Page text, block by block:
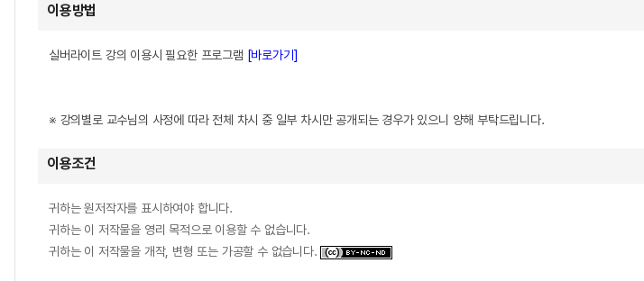
이용방법
실버라이트 강의 이용시 필요한 프로그램 [바로가기]
※ 강의별로 교수님의 사정에 따라 전체 차시 중 일부 차시만 공개되는 경우가 있으니 양해 부탁드립니다.
이용조건
귀하는 원저작자를 표시하여야 합니다.
귀하는 이 저작물을 영리 목적으로 이용할 수 없습니다.
귀하는 이 저작물을 개작, 변형 또는 가공할 수 없습니다.